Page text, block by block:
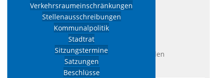
Verkehrsraumeinschränkungen
Stellenausschreibungen
Kommunalpolitik
Stadtrat
Sitzungstermine
Satzungen
Beschlüsse
Bürgerservice
Kämmerei
Sachgebiet Bau
Schäden bzw. Verunreinigungen melden
Wappen/Signet anfordern